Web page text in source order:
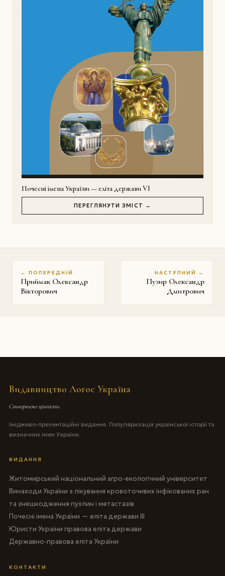
Почесні імена України — еліта держави VI
ПЕРЕГЛЯНУТИ ЗМІСТ →
← ПОПЕРЕДНІЙ
Приймак Олександр
Вікторович
НАСТУПНИЙ →
Пузир Олександр
Дмитрович
Видавництво Логос Україна
Створюємо цінність
Іміджево-презентаційні видання. Популяризація української історії та
визначних імен України.
ВИДАННЯ
Житомирський національний агро-екологічний університет
Винаходи України з лікування кровоточивих інфікованих ран
та знешкодження пухлин і метастазів
Почесні імена України — еліта держави III
Юристи України правова еліта держави
Державно-правова еліта України
КОНТАКТИ